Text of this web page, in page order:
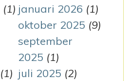
(1) januari 2026 (1)
oktober 2025 (9)
september
2025 (1)
(1) juli 2025 (2)